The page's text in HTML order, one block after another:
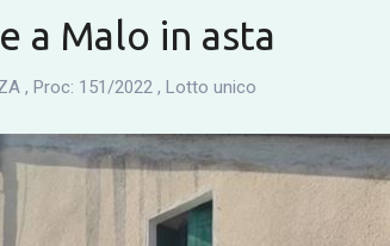
a Malo in asta
, Proc: 151/2022 , Lotto unico